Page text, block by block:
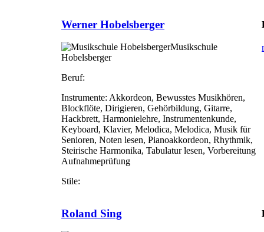
Werner Hobelsberger
Musikschule
Hobelsberger
Beruf:
Instrumente: Akkordeon, Bewusstes Musikhören,
Blockflöte, Dirigieren, Gehörbildung, Gitarre,
Hackbrett, Harmonielehre, Instrumentenkunde,
Keyboard, Klavier, Melodica, Melodica, Musik für
Senioren, Noten lesen, Pianoakkordeon, Rhythmik,
Steirische Harmonika, Tabulatur lesen, Vorbereitung
Aufnahmeprüfung
Stile:
Roland Sing